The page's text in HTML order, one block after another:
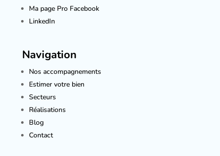
Ma page Pro Facebook
LinkedIn
Navigation
Nos accompagnements
Estimer votre bien
Secteurs
Réalisations
Blog
Contact